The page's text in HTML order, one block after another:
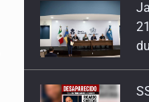
2026: ¡Eh, que
5 de Enero de